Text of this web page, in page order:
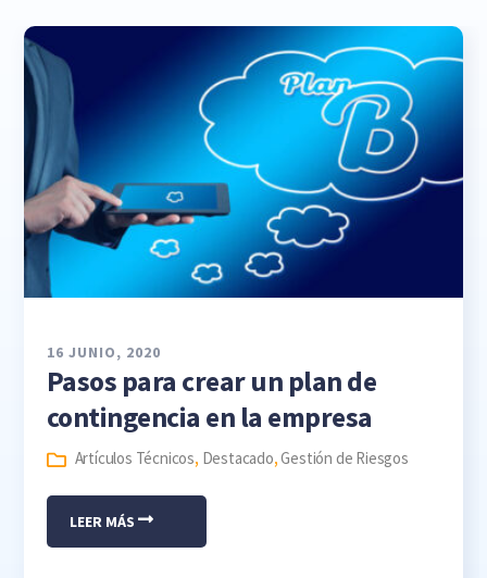
16 JUNIO, 2020
Pasos para crear un plan de
contingencia en la empresa
Artículos Técnicos, Destacado,Gestión de Riesgos
LEER MÁS